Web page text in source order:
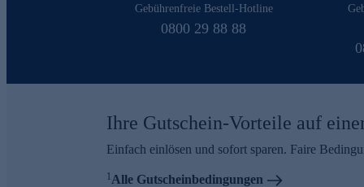
Gebührenfreie Bestell-Hotline
0800 29 88 88
Ihre Gutschein-Vorteile auf
Einfach einlösen und sofort sparen. Faire
1Alle Gutscheinbedingungen